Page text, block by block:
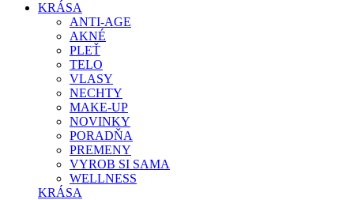
KRÁSA
ANTI-AGE
AKNÉ
PLEŤ
TELO
VLASY
NECHTY
MAKE-UP
NOVINKY
PORADŇA
PREMENY
VYROB SI SAMA
WELLNESS
KRÁSA